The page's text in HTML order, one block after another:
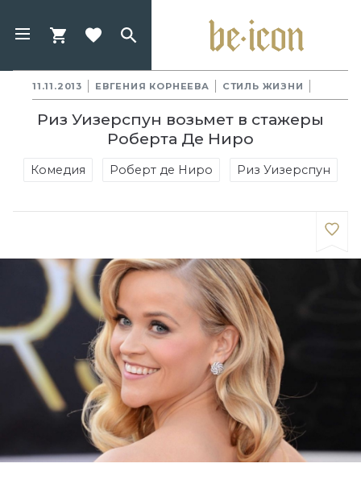
11.11.2013 ЕВГЕНИЯ КОРНЕЕВА СТИЛЬ ЖИЗНИ
Риз Уизерспун возьмет в стажеры
Роберта Де Ниро
Комедия Роберт де Ниро Риз Уизерспун